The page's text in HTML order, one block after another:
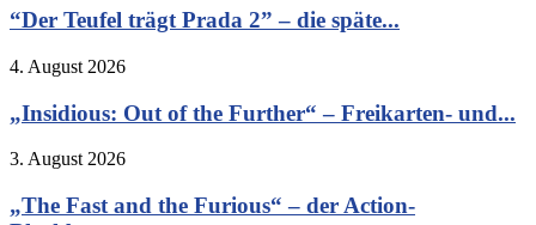
“Der Teufel trägt Prada 2” – die späte...
4. August 2026
„Insidious: Out of the Further“ – Freikarten- und...
3. August 2026
„The Fast and the Furious“ – der Action-